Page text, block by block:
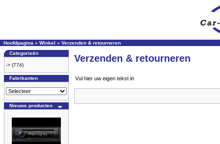
Hoofdpagina » Winkel » Verzenden & retourneren
Categorieën
-> (774)
Fabrikanten
Nieuwe producten
Verzenden & retourneren
Vul hier uw eigen tekst in